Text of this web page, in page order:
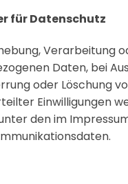
für Datenschutz
Verarbeitung
Daten, bei
oder Löschung
Einwilligungen
den im